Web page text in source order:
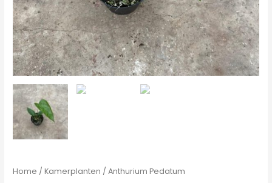
Home /Kamerplanten / Anthurium Pedatum